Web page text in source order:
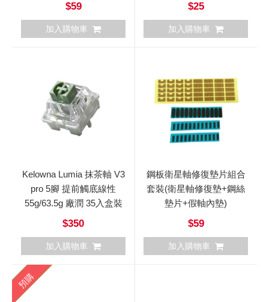
$59
加入購物車
$25
加入購物車
Kelowna Lumia 抹茶軸 V3
pro 5腳 提前觸底線性
55g/63.5g 廠潤 35入盒裝
$350
加入購物車
鋼板衛星軸修復墊片組合
套裝(衛星軸修復墊+鋼絲
墊片+假軸內墊)
$59
加入購物車
預購